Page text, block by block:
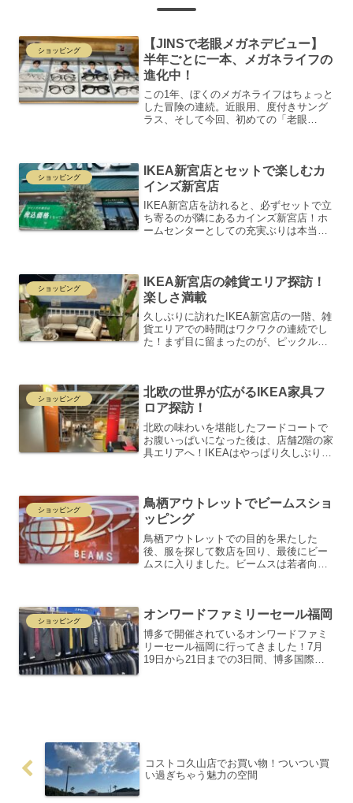
ショッピング
【JINSで老眼メガネデビュー】
半年ごとに一本、メガネライフの
進化中！
この1年、ぼくのメガネライフはちょっと
した冒険の連続。近眼用、度付きサング
ラス、そして今回、初めての「老眼
っかり視力測定をして...
ショッピング
IKEA新宮店とセットで楽しむカ
インズ新宮店
IKEA新宮店を訪れると、必ずセットで立
ち寄るのが隣にあるカインズ新宮店！ホ
ームセンターとしての充実ぶりは本当に
剤、電化製品、鉢、木材...
ショッピング
IKEA新宮店の雑貨エリア探訪！
楽しさ満載
久しぶりに訪れたIKEA新宮店の一階、雑
貨エリアでの時間はワクワクの連続でし
た！まず目に留まったのが、ピックルボ
てピックルボールした...
ショッピング
北欧の世界が広がるIKEA家具フ
ロア探訪！
北欧の味わいを堪能したフードコートで
お腹いっぱいになった後は、店舗2階の家
具エリアへ！IKEAはやっぱり久しぶりに
ピレーションたっぷ...
ショッピング
鳥栖アウトレットでビームスショ
ッピング
鳥栖アウトレットでの目的を果たした
後、服を探して数店を回り、最後にビー
ムスに入りました。ビームスは若者向け
うど良さそうな服を見つけま...
ショッピング オンワードファミリーセール福岡
博多で開催されているオンワードファミ
リーセール福岡に行ってきました！7月
19日から21日までの3日間、博多国際展
コストコ久山店でお買い物！ついつい買
い過ぎちゃう魅力の空間